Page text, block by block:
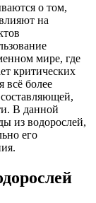
о том,
на
мире, где
критических
всё более
В данной
из водорослей,
его